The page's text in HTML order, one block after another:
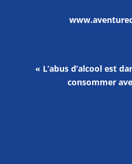
« L’abus d’alcool est
consommer